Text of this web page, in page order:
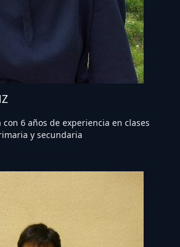
6 años de experiencia en clases
y secundaria